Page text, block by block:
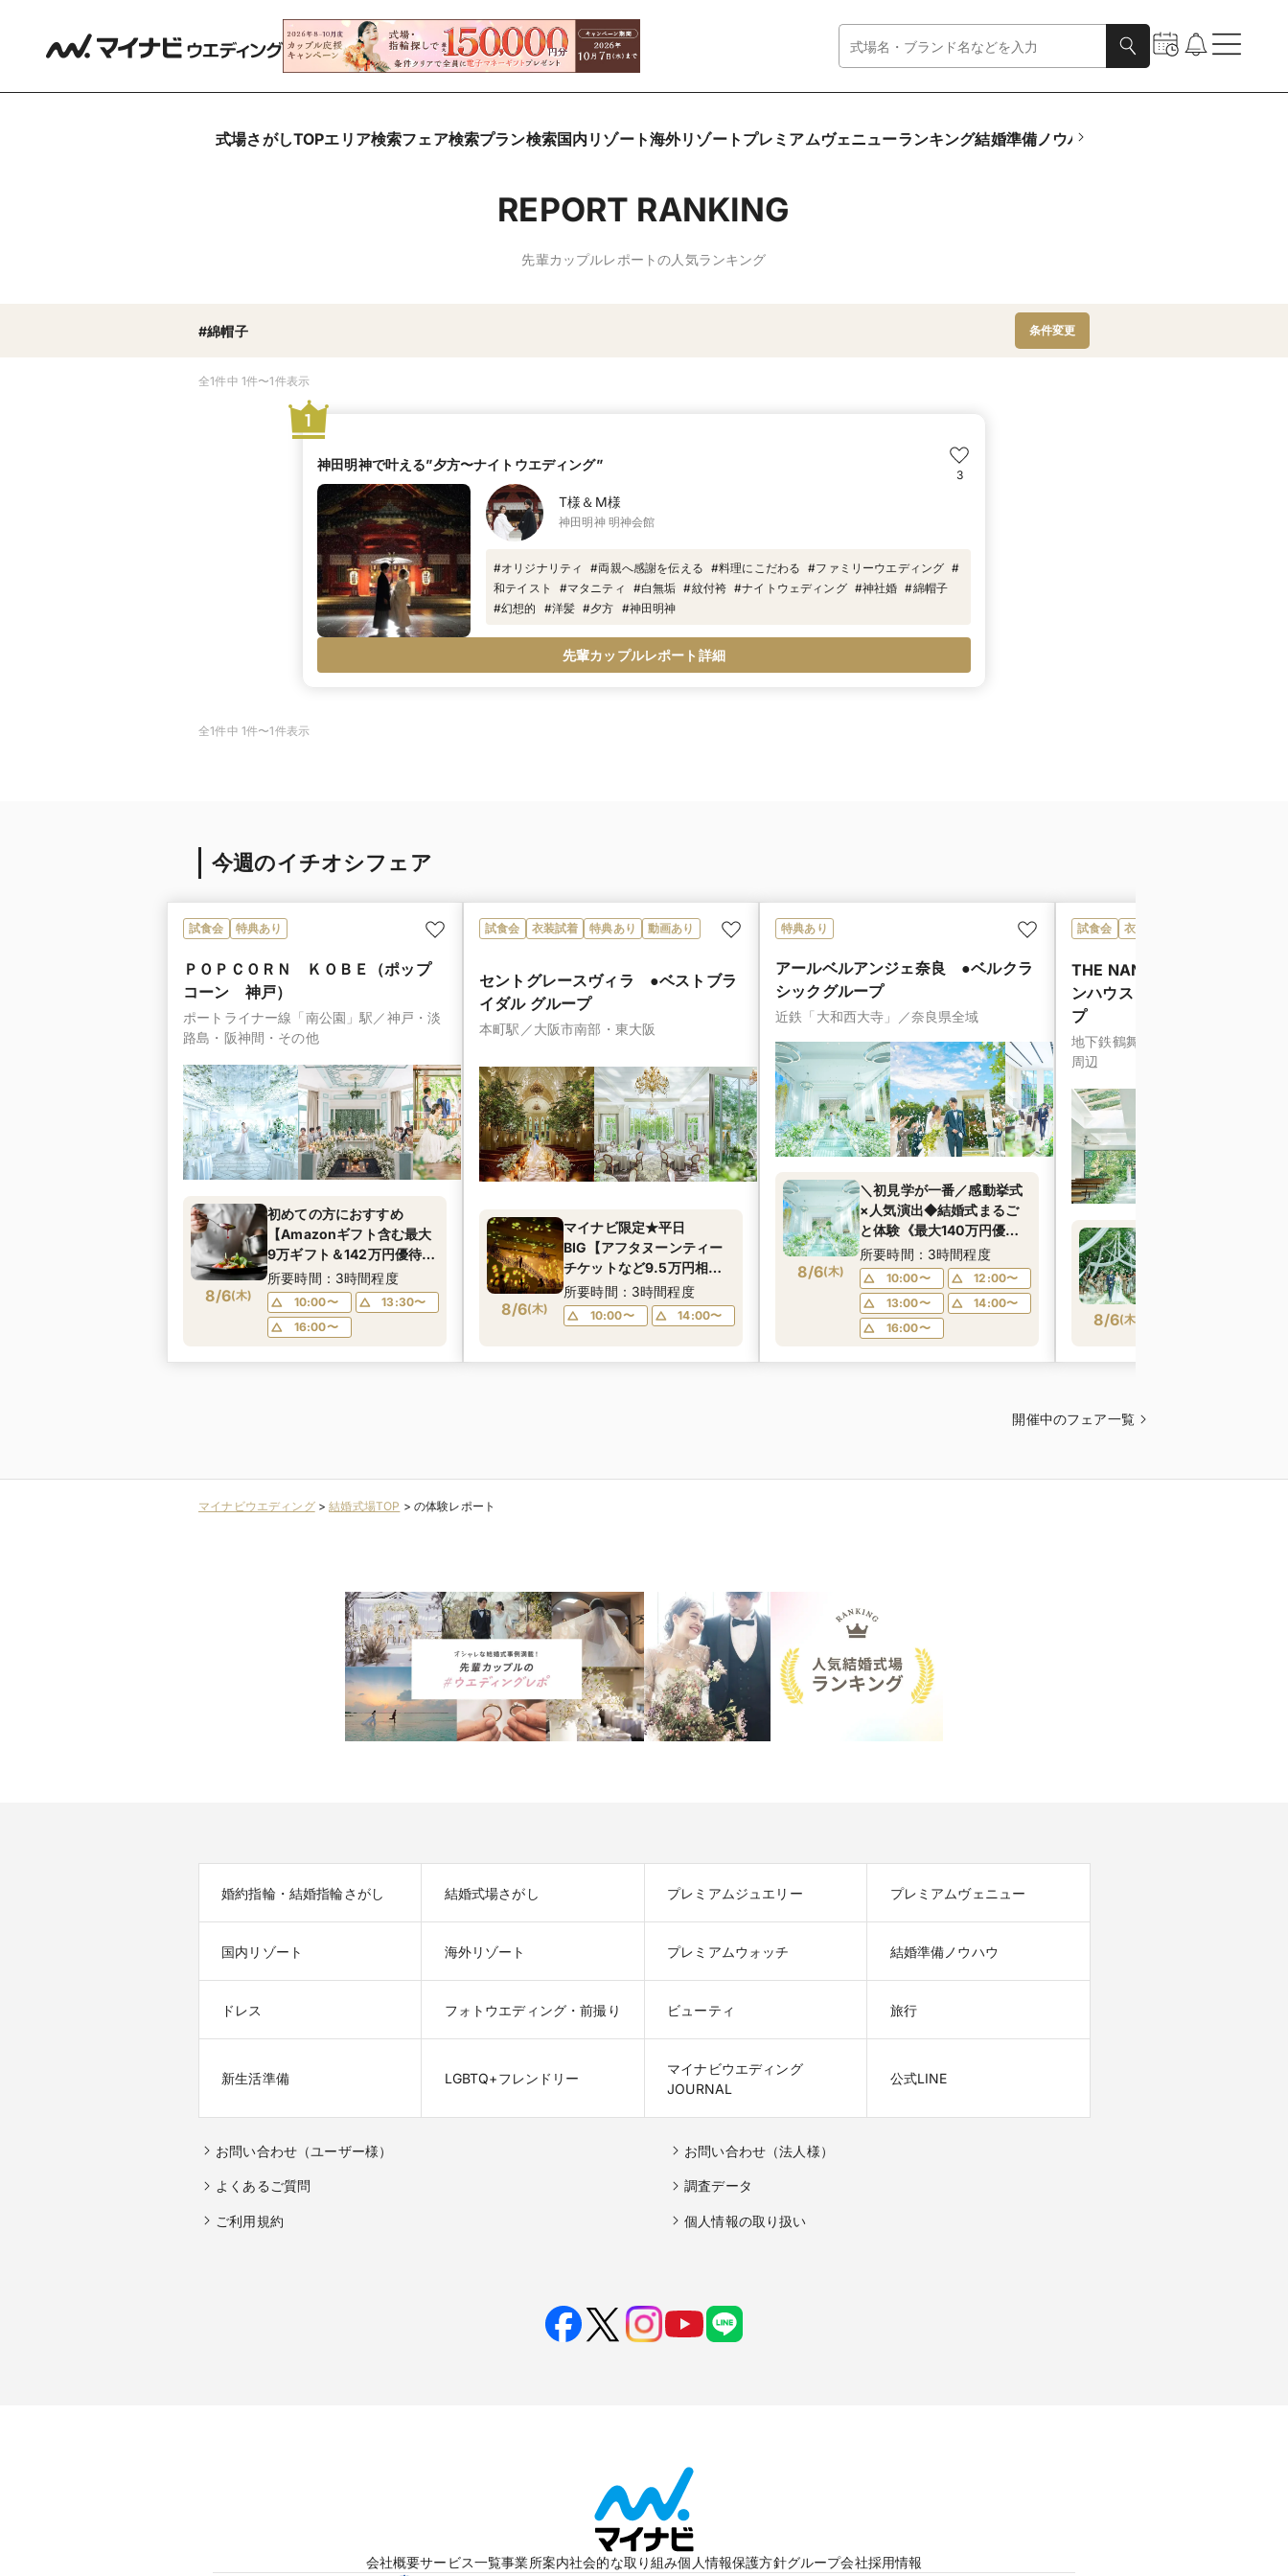
式場さがしTOPエリア検索フェア検索プラン検索国内リゾート海外リゾート プレミアムヴェニューランキング結婚準備ノウハウ
REPORT RANKING
先輩カップルレポートの人気ランキング
#綿帽子 条件変更
全1件中 1件〜1件表示
1
神田明神で叶える”夕方〜ナイトウエディング”
3
T様＆M様
神田明神 明神会館
#オリジナリティ #両親へ感謝を伝える #料理にこだわる #ファミリーウエディング #
和テイスト
#マタニティ #白無垢 #紋付袴 #ナイトウェディング #神社婚 #綿帽子
#幻想的 #洋髪 #夕方 #神田明神
先輩カップルレポート詳細
全1件中 1件〜1件表示
今週のイチオシフェア
試食会 特典あり
ＰＯＰＣＯＲＮ ＫＯＢＥ（ポップ
コーン 神戸）
ポートライナー線「南公園」駅／神戸・淡
路島・阪神間・その他
8/6(木)
初めての方におすすめ
【Amazonギフト含む最大
9万ギフト＆142万円優待特
典付】豪華3万相当コース
試食×6つの挙式スタイル＆
6つのパーティ会場から好
みの雰囲気が見つかる♪ ま
所要時間：3時間程度
10:00〜
13:30〜
16:00〜
試食会 衣装試着 特典あり 動画あり
セントグレースヴィラ ●ベストブラ
イダル グループ
本町駅／大阪市南部・東大阪
8/6(木)
マイナビ限定★平日
BIG【アフタヌーンティー
チケットなど9.5万円相当
ギフト×最大160万円】4万
円相当のコース無料試食×
緑あふれるチャペルで挙式
所要時間：3時間程度
10:00〜 14:00〜
特典あり
アールベルアンジェ奈良 ●ベルクラ
シックグループ
近鉄「大和西大寺」／奈良県全域
8/6(木)
＼初見学が一番／感動挙式
×人気演出◆結婚式まるご
と体験《最大140万円優
待》
所要時間：3時間程度
10:00〜
12:00〜
13:00〜
14:00〜
16:00〜
試食会 衣装試着
THE NANZAN HOUSE（ザ・
ンハウス）●Plan・Do・See
プ
地下鉄鶴舞線「いりなか」駅／名
周辺
8/6(木
開催中のフェア一覧
マイナビウエディング>結婚式場TOP > の体験レポート
婚約指輪・結婚指輪さがし 結婚式場さがし プレミアムジュエリー プレミアムヴェニュー
国内リゾート 海外リゾート プレミアムウォッチ 結婚準備ノウハウ
ドレス フォトウエディング・前撮り ビューティ 旅行
新生活準備 LGBTQ+フレンドリー
マイナビウエディング
JOURNAL
公式LINE
お問い合わせ（ユーザー様） お問い合わせ（法人様）
よくあるご質問 調査データ
ご利用規約 個人情報の取り扱い
会社概要サービス一覧事業所案内社会的な取り組み個人情報保護方針グループ会社採用情報